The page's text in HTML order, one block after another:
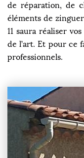
de réparation, de
éléments de
11 saura réaliser
de l’art. Et pour ce
professionnels.